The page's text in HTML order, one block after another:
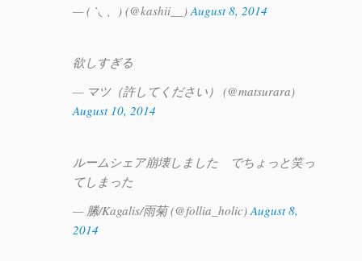
— ( `◟ 、) (@kashii__) August 8, 2014
欲しすぎる
— マツ（許してください） (@matsurara)
August 10, 2014
ルームシェア崩壊しました でちょっと笑っ
てしまった
— 縢/Kagalis/雨菊 (@follia_holic) August 8,
2014